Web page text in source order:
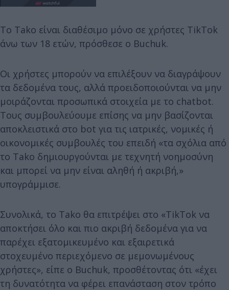
Το Tako είναι διαθέσιμο μόνο σε χρήστες TikTok
άνω των 18 ετών, πρόσθεσε ο Buchuk.
Οι χρήστες μπορούν να επιλέξουν να διαγράψουν
τα δεδομένα τους, αλλά προειδοποιούνται να μην
μοιράζονται προσωπικά στοιχεία με το chatbot.
Τους συμβουλεύουμε επίσης να μην βασίζονται
αποκλειστικά στο bot για τις ιατρικές, νομικές ή
οικονομικές συμβουλές του επειδή «τα σχόλια από
το Tako δημιουργούνται με τεχνητή νοημοσύνη
και μπορεί να μην είναι αληθή ή ακριβή,»
υπογράμμισε.
Συνολικά, το Tako θα επιτρέψει στο «TikTok να
αποκτήσει όλο και πιο ακριβή δεδομένα για να
παρέχει εξατομικευμένο και εξαιρετικά
στοχευμένο περιεχόμενο σε μεμονωμένους
χρήστες», είπε ο Buchuk, προσθέτοντας ότι «έχει
τη δυνατότητα να φέρει επανάσταση στον τρόπο